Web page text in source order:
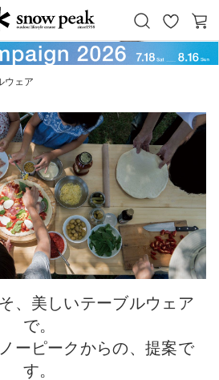
Snow Peak
お
気
り
カ
ー
ウェア
、美しいテーブルウェア
で。
ーピークからの、提案で
す。